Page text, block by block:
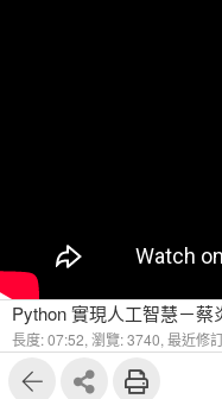
Python 實現人工智慧－
長度: 07:52, 瀏覽: 3740, 最近修